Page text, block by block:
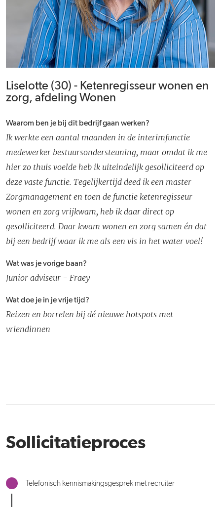
Liselotte (30) - Ketenregisseur wonen en
zorg, afdeling Wonen
Waarom ben je bij dit bedrijf gaan werken?
Ik werkte een aantal maanden in de interimfunctie
medewerker bestuursondersteuning, maar omdat ik me
hier zo thuis voelde heb ik uiteindelijk gesolliciteerd op
deze vaste functie. Tegelijkertijd deed ik een master
Zorgmanagement en toen de functie ketenregisseur
wonen en zorg vrijkwam, heb ik daar direct op
gesolliciteerd. Daar kwam wonen en zorg samen én dat
bij een bedrijf waar ik me als een vis in het water voel!
Wat was je vorige baan?
Junior adviseur - Fraey
Wat doe je in je vrije tijd?
Reizen en borrelen bij dé nieuwe hotspots met
vriendinnen
Sollicitatieproces
Telefonisch kennismakingsgesprek met recruiter